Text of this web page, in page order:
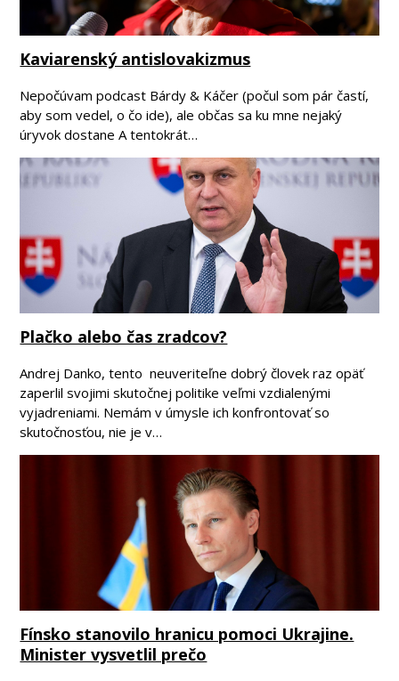
Kaviarenský antislovakizmus
Nepočúvam podcast Bárdy & Káčer (počul som pár častí,
aby som vedel, o čo ide), ale občas sa ku mne nejaký
úryvok dostane A tentokrát…
Plačko alebo čas zradcov?
Andrej Danko, tento neuveriteľne dobrý človek raz opäť
zaperlil svojimi skutočnej politike veľmi vzdialenými
vyjadreniami. Nemám v úmysle ich konfrontovať so
skutočnosťou, nie je v…
Fínsko stanovilo hranicu pomoci Ukrajine.
Minister vysvetlil prečo